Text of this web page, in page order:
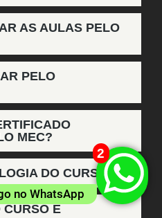
AS AULAS PELO
PELO
MEC?
DO CURSO?
CURSO É
2
no WhatsApp